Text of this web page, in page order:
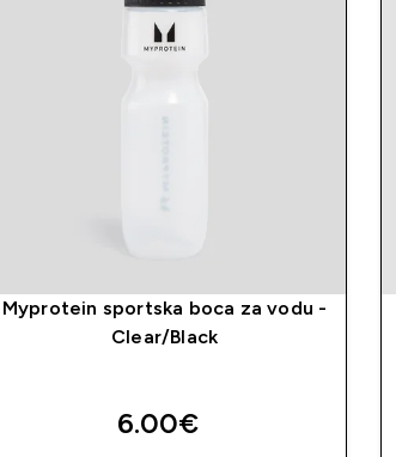
Myprotein sportska boca za vodu -
Clear/Black
6.00€‎